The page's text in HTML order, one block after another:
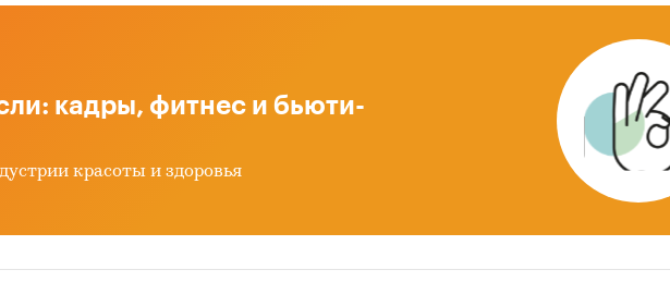
Контрольно-
Россия
кадры, фитнес и бьюти-
красоты и здоровья